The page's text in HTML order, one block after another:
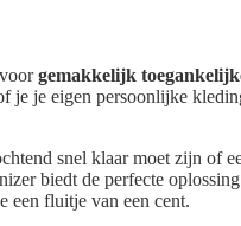
gemakkelijk
je eigen persoonlijke
snel klaar moet zijn of
biedt de perfecte
een fluitje van een cent.